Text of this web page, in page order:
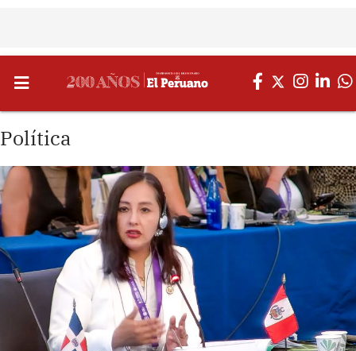
Política